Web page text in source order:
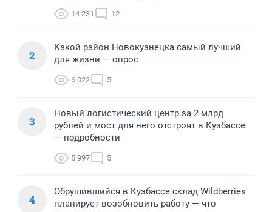
14 231 12
2
Какой район Новокузнецка самый лучший
для жизни — опрос
6 022 5
3
Новый логистический центр за 2 млрд
рублей и мост для него отстроят в Кузбассе
— подробности
5 997 5
4
Обрушившийся в Кузбассе склад Wildberries
планирует возобновить работу — что